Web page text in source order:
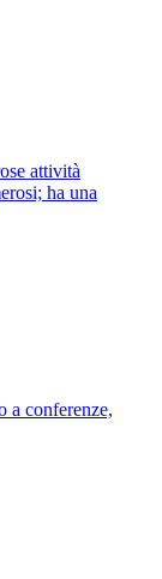
attività
ha una
a conferenze,